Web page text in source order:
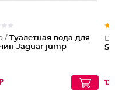
/ Туалетная вода для
Jaguar jump